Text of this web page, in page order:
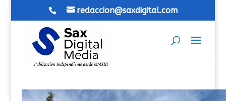
redaccion@saxdigital.com